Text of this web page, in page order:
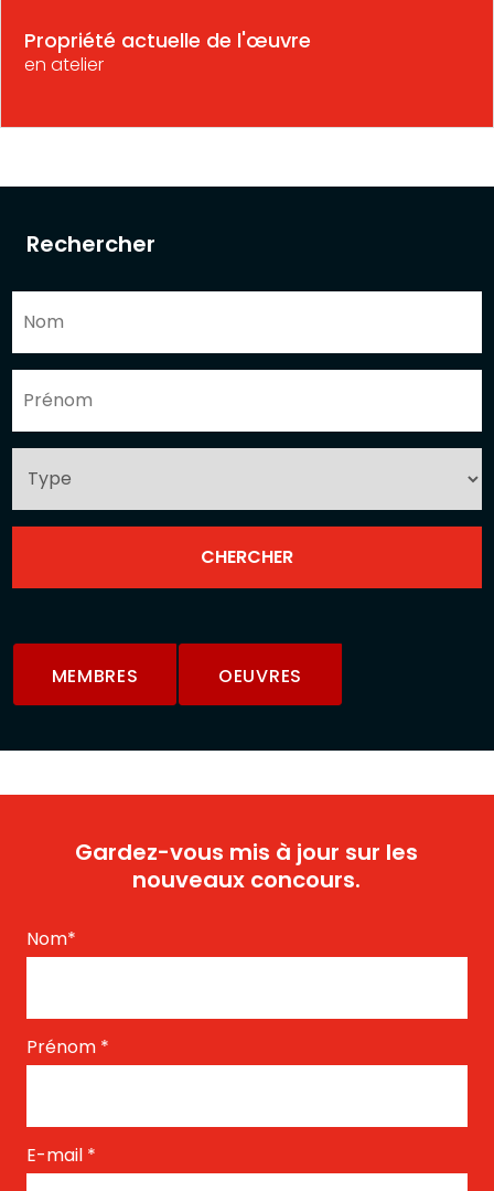
Rechercher
MEMBRES OEUVRES
Propriété actuelle de l'œuvre
en atelier
Gardez-vous mis à jour sur les
nouveaux concours.
Nom*
Prénom *
E-mail *